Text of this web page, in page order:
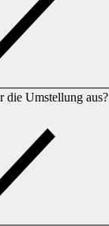
die Umstellung aus?